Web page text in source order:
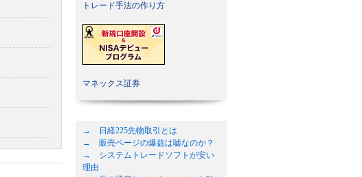
トレード手法の作り方
マネックス証券
→ 日経225先物取引とは
→ 販売ページの爆益は嘘なのか？
→ システムトレードソフトが安い
理由